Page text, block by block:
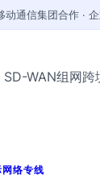
通信集团合作 ·
SD-WAN组网跨
网络专线